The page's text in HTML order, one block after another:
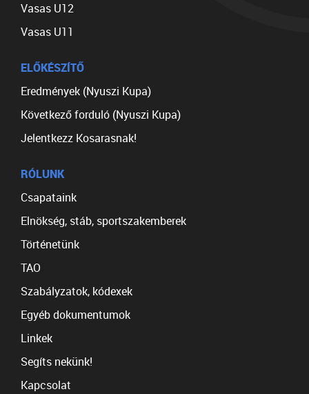
Vasas U12
Vasas U11
ELŐKÉSZÍTŐ
Eredmények (Nyuszi Kupa)
Következő forduló (Nyuszi Kupa)
Jelentkezz Kosarasnak!
RÓLUNK
Csapataink
Elnökség, stáb, sportszakemberek
Történetünk
TAO
Szabályzatok, kódexek
Egyéb dokumentumok
Linkek
Segíts nekünk!
Kapcsolat